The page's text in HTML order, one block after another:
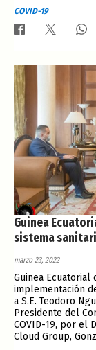
COVID-19
Guinea
sistema
marzo 23, 2022
Guinea
implementación
a S.E. Teodoro
Presidente del
COVID-19, por el
Cloud Group,